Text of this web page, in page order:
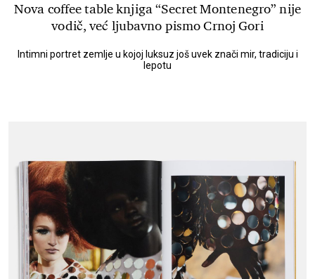
Nova coffee table knjiga “Secret Montenegro” nije
vodič, već ljubavno pismo Crnoj Gori
Intimni portret zemlje u kojoj luksuz još uvek znači mir, tradiciju i
lepotu